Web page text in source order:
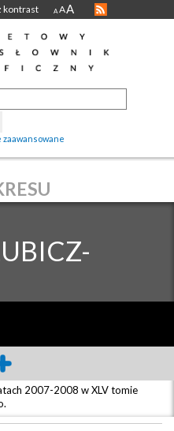
kontrast A AA
2007-2008 w XLV tomie